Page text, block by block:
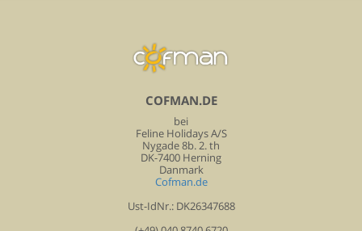
COFMAN.DE
bei
Feline Holidays A/S
Nygade 8b. 2. th
DK-7400 Herning
Danmark
Cofman.de
Ust-IdNr.: DK26347688